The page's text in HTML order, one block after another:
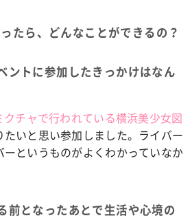
たら、どんなことができるの？
ントに参加したきっかけはなん
チャで行われている横浜美少女図
いと思い参加しました。ライバー
ーというものがよくわかっていなか
前となったあとで生活や心境の